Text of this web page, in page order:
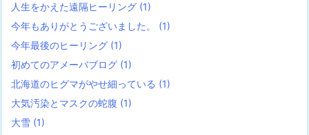
人生をかえた遠隔ヒーリング (1)
今年もありがとうございました。 (1)
今年最後のヒーリング (1)
初めてのアメーバブログ (1)
北海道のヒグマがやせ細っている (1)
大気汚染とマスクの蛇腹 (1)
大雪 (1)